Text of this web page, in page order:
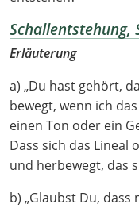
Schallentstehung,
Erläuterung
a) „Du hast gehört,
bewegt, wenn ich
einen Ton oder ein
Dass sich das Lineal
und herbewegt, das
b) „Glaubst Du,